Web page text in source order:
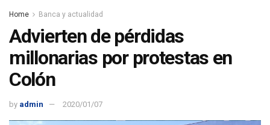
Home Banca y actualidad
Advierten de pérdidas
millonarias por protestas en
Colón
by admin 2020/01/07